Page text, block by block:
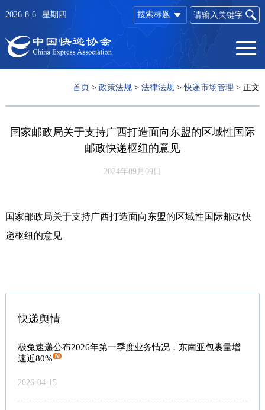
搜索标题
2026-8-6 星期四
首页 >政策法规 >法律法规 >快递市场管理 > 正文
国家邮政局关于支持广西打造面向东盟的区域性国际
邮政快递枢纽的意见
2024年09月09日
国家邮政局关于支持广西打造面向东盟的区域性国际邮政快
递枢纽的意见
快递舆情
极兔速递公布2026年第一季度业务情况，东南亚包裹量增
速近80%
2026-04-15